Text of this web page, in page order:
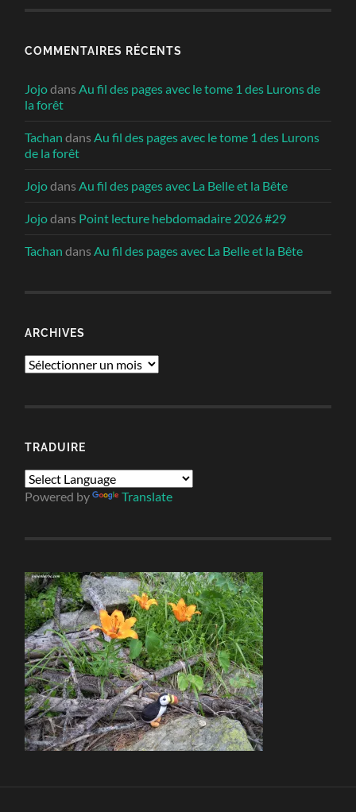
COMMENTAIRES RÉCENTS
JojodansAu fil des pages avec le tome 1 des Lurons de
la forêt
Tachan dansAu fil des pages avec le tome 1 des Lurons
de la forêt
JojodansAu fil des pages avec La Belle et la Bête
Jojodans Point lecture hebdomadaire 2026 #29
Tachan dansAu fil des pages avec La Belle et la Bête
ARCHIVES
Archives
TRADUIRE
Powered by Translate